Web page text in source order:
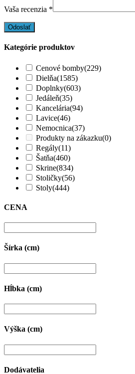
Vaša recenzia *
Kategórie produktov
Cenové bomby(229)
Dielňa(1585)
Doplnky(603)
Jedáleň(35)
Kancelária(94)
Lavice(46)
Nemocnica(37)
Produkty na zákazku(0)
Regály(11)
Šatňa(460)
Skrine(834)
Stoličky(56)
Stoly(444)
CENA
Šírka (cm)
Hĺbka (cm)
Výška (cm)
Dodávatelia